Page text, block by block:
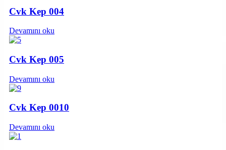
Cvk Kep 004
Devamını oku
Cvk Kep 005
Devamını oku
Cvk Kep 0010
Devamını oku